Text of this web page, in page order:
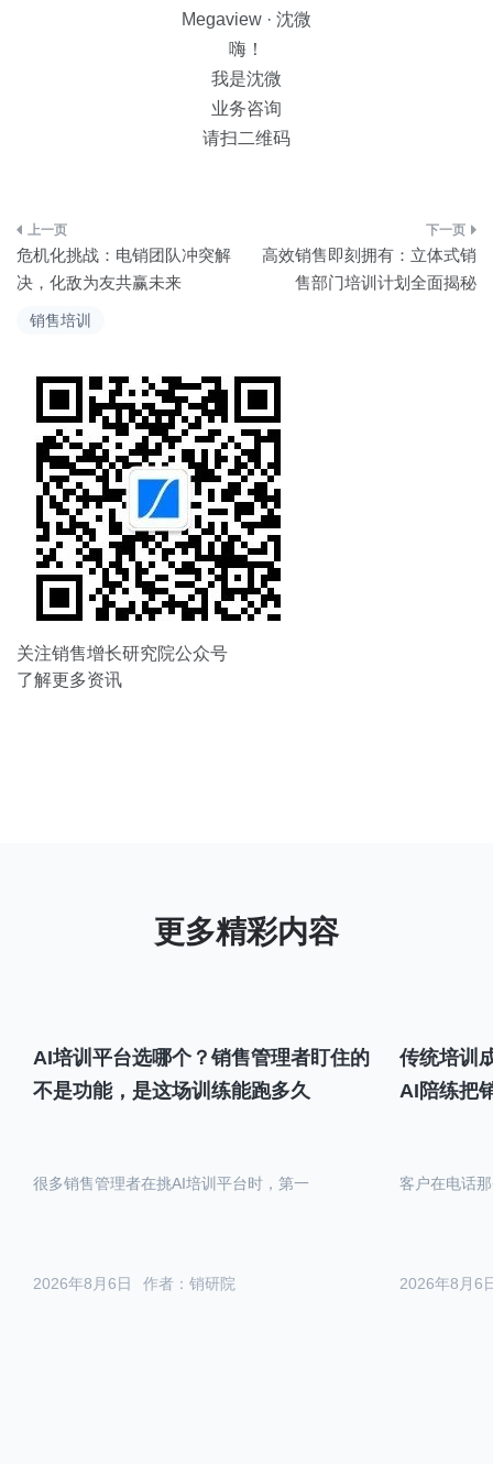
销售培训
Megaview · 沈微
嗨！
我是沈微
业务咨询
请扫二维码
文
章
导
危机化挑战：电销团队冲突解
决，化敌为友共赢未来
高效销售即刻拥有：立体式销
售部门培训计划全面揭秘
关注销售增长研究院公众号
了解更多资讯
AI培训平台选哪个？销售管理者盯住的
不是功能，是这场训练能跑多久
作者：销研院
2026年8月6日
很多销售管理者在挑AI培训平台时，第一
传统培训
AI陪练把
2026年8月6
客户在电话